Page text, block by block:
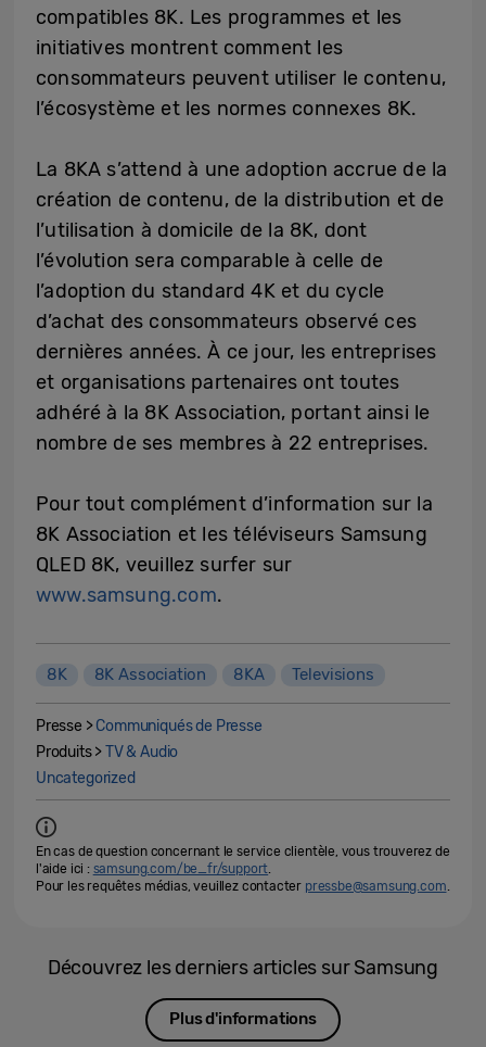
compatibles 8K. Les programmes et les
initiatives montrent comment les
consommateurs peuvent utiliser le contenu,
l’écosystème et les normes connexes 8K.
La 8KA s’attend à une adoption accrue de la
création de contenu, de la distribution et de
l’utilisation à domicile de la 8K, dont
l’évolution sera comparable à celle de
l’adoption du standard 4K et du cycle
d’achat des consommateurs observé ces
dernières années. À ce jour, les entreprises
et organisations partenaires ont toutes
adhéré à la 8K Association, portant ainsi le
nombre de ses membres à 22 entreprises.
Pour tout complément d’information sur la
8K Association et les téléviseurs Samsung
QLED 8K, veuillez surfer sur
www.samsung.com.
8K 8K Association 8KA Televisions
Presse >Communiqués de Presse
Produits >TV & Audio
Uncategorized
En cas de question concernant le service clientèle, vous trouverez de
l'aide ici : samsung.com/be_fr/support
Pour les requêtes médias, veuillez contacter pressbe@samsung.com
Découvrez les derniers articles sur Samsung
Plus d'informations